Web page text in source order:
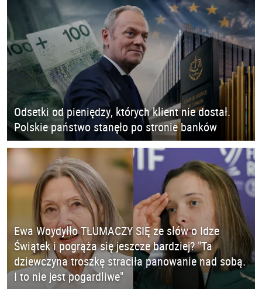
Odsetki od pieniędzy, których klient nie dostał.
Polskie państwo stanęło po stronie banków
Ewa Woydyłło TŁUMACZY SIĘ ze słów o Idze
Świątek i pogrąża się jeszcze bardziej? "Ta
dziewczyna troszkę straciła panowanie nad sobą.
I to nie jest pogardliwe"